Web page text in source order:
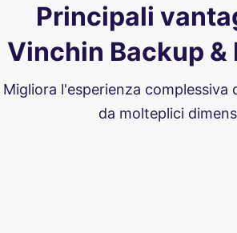
Principali
Vinchin Backup &
Migliora l'esperienza complessiva
da molteplici